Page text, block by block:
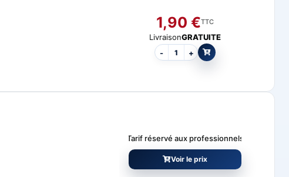
1,90 €TTC
LivraisonGRATUITE
-
+
Tarif réservé aux professionnels
Voir le prix